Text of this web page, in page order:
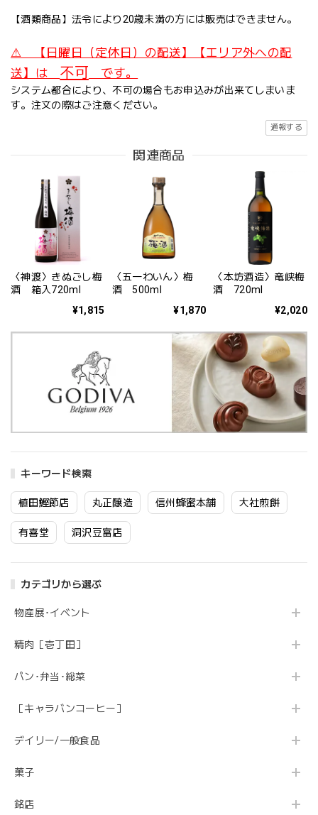
キーワード検索
植田鰹節店 丸正醸造 信州蜂蜜本舗 大社煎餅
有喜堂 洞沢豆富店
カテゴリから選ぶ
物産展･イベント
精肉［壱丁田］
パン･弁当･総菜
［キャラバンコーヒー］
デイリー/一般食品
菓子
銘店
【酒類商品】法令により20歳未満の方には販売はできません。
⚠ 【日曜日（定休日）の配送】【エリア外への配
送】は 不可 です。
システム都合により、不可の場合もお申込みが出来てしまいま
す。注文の際はご注意ください。
通報する
関連商品
〈神渡〉きぬごし梅
酒 箱入720ml
¥1,815
〈五一わいん〉梅
酒 500ml
¥1,870
〈本坊酒造〉竜峡梅
酒 720ml
¥2,020